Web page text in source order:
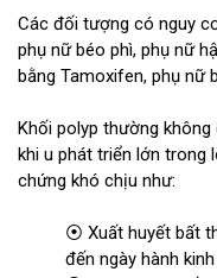
Các đối tượng có nguy
phụ nữ béo phì, phụ nữ
bằng Tamoxifen, phụ nữ
Khối polyp thường
khi u phát triển lớn trong
chứng khó chịu như:
⦿ Xuất huyết bất
đến ngày hành